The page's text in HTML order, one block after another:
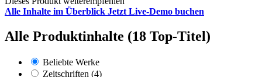
Alle Inhalte im Überblick Jetzt Live-Demo buchen
Alle Produktinhalte (18 Top-Titel)
Beliebte Werke
Zeitschriften (4)